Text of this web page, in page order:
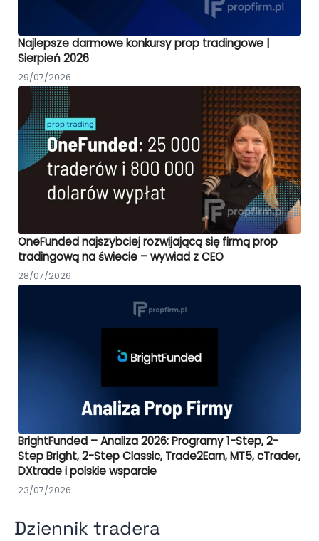
Najlepsze darmowe konkursy prop tradingowe |
Sierpień 2026
29/07/2026
OneFunded najszybciej rozwijającą się firmą prop
tradingową na świecie – wywiad z CEO
28/07/2026
BrightFunded – Analiza 2026: Programy 1-Step, 2-
Step Bright, 2-Step Classic, Trade2Earn, MT5, cTrader,
DXtrade i polskie wsparcie
23/07/2026
Dziennik tradera